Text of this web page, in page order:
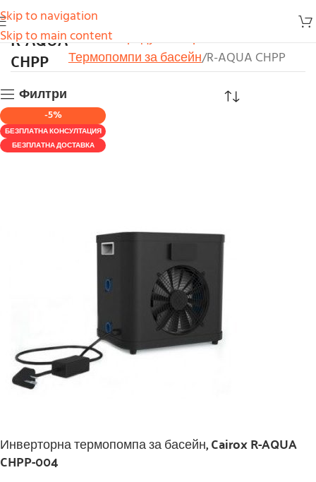
Skip to navigation
Skip to main content
R-AQUA
CHPP
Начало Продукти
Термопомпи
Термопомпи за басейн R-AQUA CHPP
Филтри
-5%
БЕЗПЛАТНА КОНСУЛТАЦИЯ
БЕЗПЛАТНА ДОСТАВКА
Инверторна термопомпа за басейн, Cairox R-AQUA
CHPP-004